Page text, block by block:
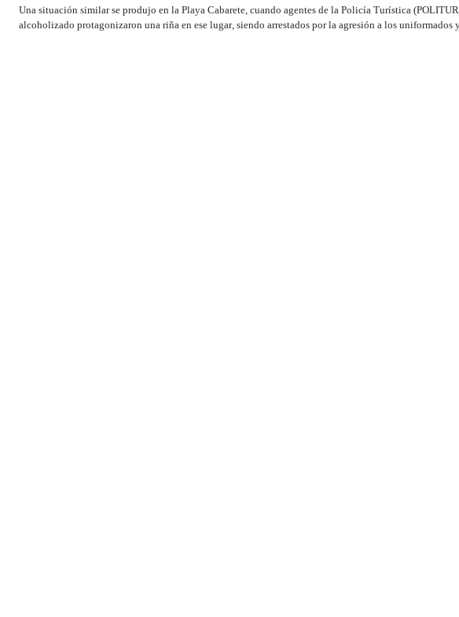
Una situación similar se produjo en la Playa Cabarete, cuando agentes de la Policía Turística
alcoholizado protagonizaron una riña en ese lugar, siendo arrestados por la agresión a los uniformados